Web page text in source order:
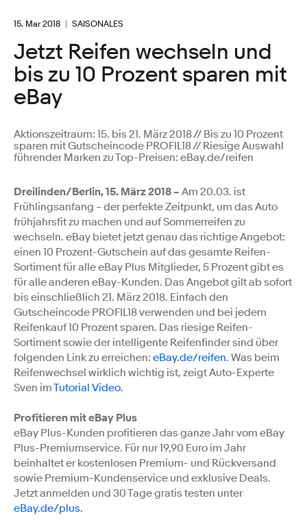
15. Mar 2018 SAISONALES
Jetzt Reifen wechseln und
bis zu 10 Prozent sparen mit
eBay
Aktionszeitraum: 15. bis 21. März 2018 // Bis zu 10 Prozent
sparen mit Gutscheincode PROFIL18 // Riesige Auswahl
führender Marken zu Top-Preisen: eBay.de/reifen
Dreilinden/Berlin, 15. März 2018 – Am 20.03. ist
Frühlingsanfang – der perfekte Zeitpunkt, um das Auto
frühjahrsfit zu machen und auf Sommerreifen zu
wechseln. eBay bietet jetzt genau das richtige Angebot:
einen 10 Prozent-Gutschein auf das gesamte Reifen-
Sortiment für alle eBay Plus Mitglieder, 5 Prozent gibt es
für alle anderen eBay-Kunden. Das Angebot gilt ab sofort
bis einschließlich 21. März 2018. Einfach den
Gutscheincode PROFIL18 verwenden und bei jedem
Reifenkauf 10 Prozent sparen. Das riesige Reifen-
Sortiment sowie der intelligente Reifenfinder sind über
folgenden Link zu erreichen: eBay.de/reifen. Was beim
Reifenwechsel wirklich wichtig ist, zeigt Auto-Experte
Sven imTutorial Video.
Profitieren mit eBay Plus
eBay Plus-Kunden profitieren das ganze Jahr vom eBay
Plus-Premiumservice. Für nur 19,90 Euro im Jahr
beinhaltet er kostenlosen Premium- und Rückversand
sowie Premium-Kundenservice und exklusive Deals.
Jetzt anmelden und 30 Tage gratis testen unter
eBay.de/plus.